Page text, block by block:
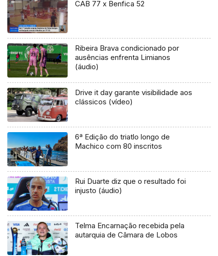
CAB 77 x Benfica 52
Ribeira Brava condicionado por
ausências enfrenta Limianos
(áudio)
Drive it day garante visibilidade aos
clássicos (vídeo)
6ª Edição do triatlo longo de
Machico com 80 inscritos
Rui Duarte diz que o resultado foi
injusto (áudio)
Telma Encarnação recebida pela
autarquia de Câmara de Lobos